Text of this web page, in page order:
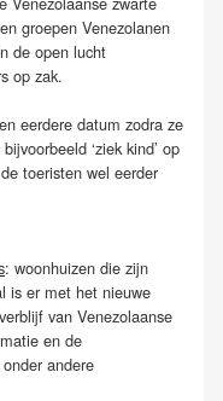
groepen Venezolanen
de open lucht
op zak.
eerdere datum zodra ze
‘ziek kind’ op
toeristen wel eerder
: woonhuizen die zijn
is er met het nieuwe
van Venezolaanse
en de
andere